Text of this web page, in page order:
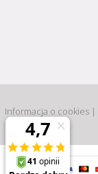
Informacja o cookies |